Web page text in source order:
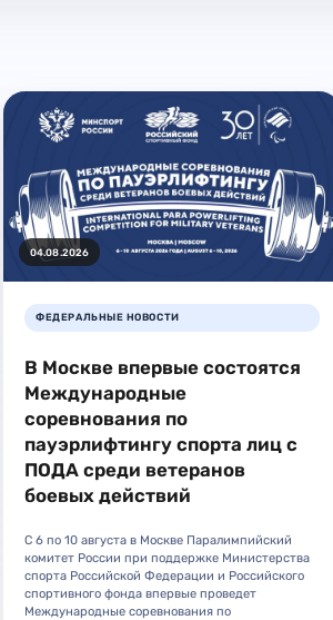
04.08.2026
ФЕДЕРАЛЬНЫЕ НОВОСТИ
В Москве впервые состоятся
Международные
соревнования по
пауэрлифтингу спорта лиц с
ПОДА среди ветеранов
боевых действий
С 6 по 10 августа в Москве Паралимпийский
комитет России при поддержке Министерства
спорта Российской Федерации и Российского
спортивного фонда впервые проведет
Международные соревнования по